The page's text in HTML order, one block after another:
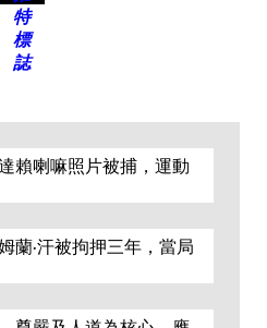
賴喇嘛照片被捕，運動
蘭·汗被拘押三年，當局